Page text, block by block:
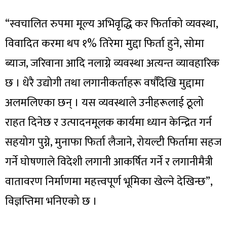
“स्वचालित रुपमा मूल्य अभिवृद्धि कर फिर्ताको व्यवस्था,
विवादित करमा थप १% तिरेमा मुद्दा फिर्ता हुने, सोमा
ब्याज, जरिवाना आदि नलाग्ने व्यवस्था अत्यन्त व्यावहारिक
छ । धेरै उद्योगी तथा लगानीकर्ताहरू वर्षौँदेखि मुद्दामा
अलमलिएका छन् । यस व्यवस्थाले उनीहरूलाई ठूलो
राहत दिनेछ र उत्पादनमूलक कार्यमा ध्यान केन्द्रित गर्न
सहयोग पुग्ने, मुनाफा फिर्ता लैजाने, रोयल्टी फिर्तामा सहज
गर्ने घोषणाले विदेशी लगानी आकर्षित गर्ने र लगानीमैत्री
वातावरण निर्माणमा महत्त्वपूर्ण भूमिका खेल्ने देखिन्छ”,
विज्ञप्तिमा भनिएको छ ।